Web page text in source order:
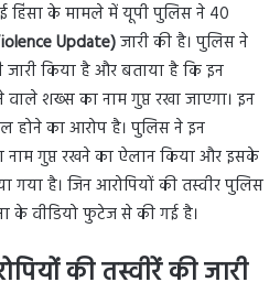
हिंसा के मामले में यूपी पुलिस ने 40
Update)जारी की है। पुलिस ने
किया है और बताया है कि इन
शख्स का नाम गुप्त रखा जाएगा। इन
होने का आरोप है। पुलिस ने इन
नाम गुप्त रखने का ऐलान किया और इसके
गया है। जिन आरोपियों की तस्वीर पुलिस
के वीडियो फुटेज से की गई है।
की तस्वीरें की जारी